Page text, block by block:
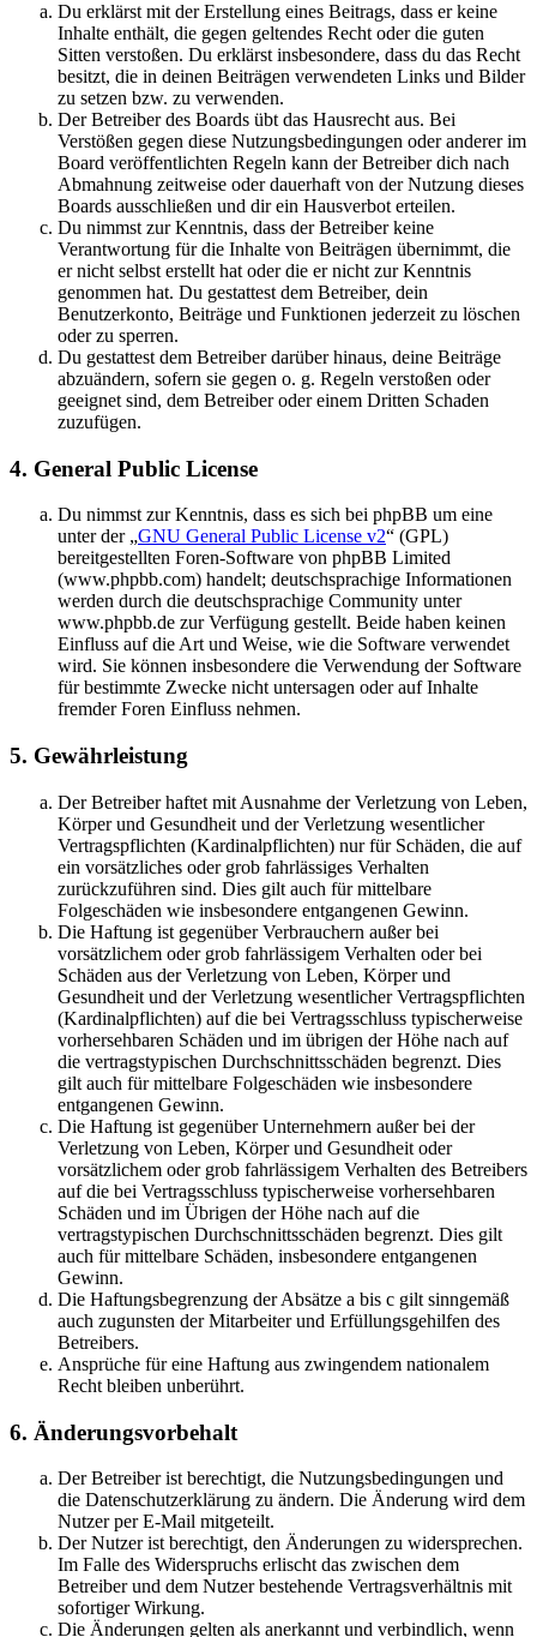
Du erklärst mit der Erstellung eines Beitrags, dass er keine
Inhalte enthält, die gegen geltendes Recht oder die guten
Sitten verstoßen. Du erklärst insbesondere, dass du das Recht
besitzt, die in deinen Beiträgen verwendeten Links und Bilder
zu setzen bzw. zu verwenden.
Der Betreiber des Boards übt das Hausrecht aus. Bei
Verstößen gegen diese Nutzungsbedingungen oder anderer im
Board veröffentlichten Regeln kann der Betreiber dich nach
Abmahnung zeitweise oder dauerhaft von der Nutzung dieses
Boards ausschließen und dir ein Hausverbot erteilen.
Du nimmst zur Kenntnis, dass der Betreiber keine
Verantwortung für die Inhalte von Beiträgen übernimmt, die
er nicht selbst erstellt hat oder die er nicht zur Kenntnis
genommen hat. Du gestattest dem Betreiber, dein
Benutzerkonto, Beiträge und Funktionen jederzeit zu löschen
oder zu sperren.
Du gestattest dem Betreiber darüber hinaus, deine Beiträge
abzuändern, sofern sie gegen o. g. Regeln verstoßen oder
geeignet sind, dem Betreiber oder einem Dritten Schaden
zuzufügen.
4. General Public License
Du nimmst zur Kenntnis, dass es sich bei phpBB um eine
unter der „GNU General Public License v2“ (GPL)
bereitgestellten Foren-Software von phpBB Limited
(www.phpbb.com) handelt; deutschsprachige Informationen
werden durch die deutschsprachige Community unter
www.phpbb.de zur Verfügung gestellt. Beide haben keinen
Einfluss auf die Art und Weise, wie die Software verwendet
wird. Sie können insbesondere die Verwendung der Software
für bestimmte Zwecke nicht untersagen oder auf Inhalte
fremder Foren Einfluss nehmen.
5. Gewährleistung
Der Betreiber haftet mit Ausnahme der Verletzung von Leben,
Körper und Gesundheit und der Verletzung wesentlicher
Vertragspflichten (Kardinalpflichten) nur für Schäden, die auf
ein vorsätzliches oder grob fahrlässiges Verhalten
zurückzuführen sind. Dies gilt auch für mittelbare
Folgeschäden wie insbesondere entgangenen Gewinn.
Die Haftung ist gegenüber Verbrauchern außer bei
vorsätzlichem oder grob fahrlässigem Verhalten oder bei
Schäden aus der Verletzung von Leben, Körper und
Gesundheit und der Verletzung wesentlicher Vertragspflichten
(Kardinalpflichten) auf die bei Vertragsschluss typischerweise
vorhersehbaren Schäden und im übrigen der Höhe nach auf
die vertragstypischen Durchschnittsschäden begrenzt. Dies
gilt auch für mittelbare Folgeschäden wie insbesondere
entgangenen Gewinn.
Die Haftung ist gegenüber Unternehmern außer bei der
Verletzung von Leben, Körper und Gesundheit oder
vorsätzlichem oder grob fahrlässigem Verhalten des Betreibers
auf die bei Vertragsschluss typischerweise vorhersehbaren
Schäden und im Übrigen der Höhe nach auf die
vertragstypischen Durchschnittsschäden begrenzt. Dies gilt
auch für mittelbare Schäden, insbesondere entgangenen
Gewinn.
Die Haftungsbegrenzung der Absätze a bis c gilt sinngemäß
auch zugunsten der Mitarbeiter und Erfüllungsgehilfen des
Betreibers.
Ansprüche für eine Haftung aus zwingendem nationalem
Recht bleiben unberührt.
6. Änderungsvorbehalt
Der Betreiber ist berechtigt, die Nutzungsbedingungen und
die Datenschutzerklärung zu ändern. Die Änderung wird dem
Nutzer per E-Mail mitgeteilt.
Der Nutzer ist berechtigt, den Änderungen zu widersprechen.
Im Falle des Widerspruchs erlischt das zwischen dem
Betreiber und dem Nutzer bestehende Vertragsverhältnis mit
sofortiger Wirkung.
Die Änderungen gelten als anerkannt und verbindlich, wenn